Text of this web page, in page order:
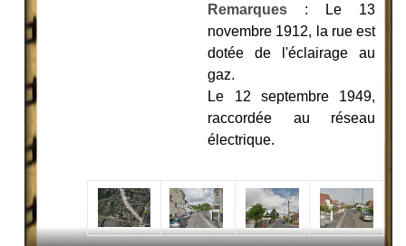
Remarques : Le 13
novembre 1912, la rue est
dotée de l'éclairage au
gaz.
Le 12 septembre 1949,
raccordée au réseau
électrique.